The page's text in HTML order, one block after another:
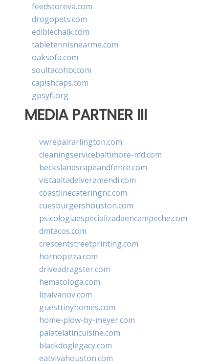
feedstoreva.com
drogopets.com
ediblechalk.com
tabletennisnearme.com
oaksofa.com
soultacohtx.com
capishcaps.com
gpsyfl.org
MEDIA PARTNER III
vwrepairarlington.com
cleaningservicebaltimore-md.com
beckslandscapeandfence.com
vistaaltadelveramendi.com
coastlinecateringnc.com
cuesburgershouston.com
psicologiaespecializadaencampeche.com
dmtacos.com
crescentstreetprinting.com
hornopizza.com
driveadragster.com
hematologa.com
lizaivanov.com
guesttinyhomes.com
home-plow-by-meyer.com
palatelatincuisine.com
blackdoglegacy.com
eatvivahouston.com